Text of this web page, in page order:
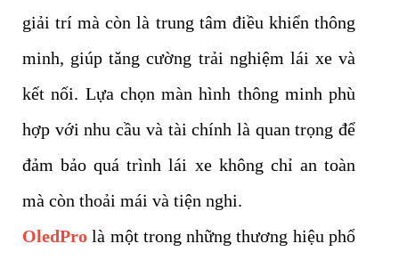
giải trí mà còn là trung tâm điều khiển thông
minh, giúp tăng cường trải nghiệm lái xe và
kết nối. Lựa chọn màn hình thông minh phù
hợp với nhu cầu và tài chính là quan trọng để
đảm bảo quá trình lái xe không chỉ an toàn
mà còn thoải mái và tiện nghi.
OledProlà một trong những thương hiệu phổ